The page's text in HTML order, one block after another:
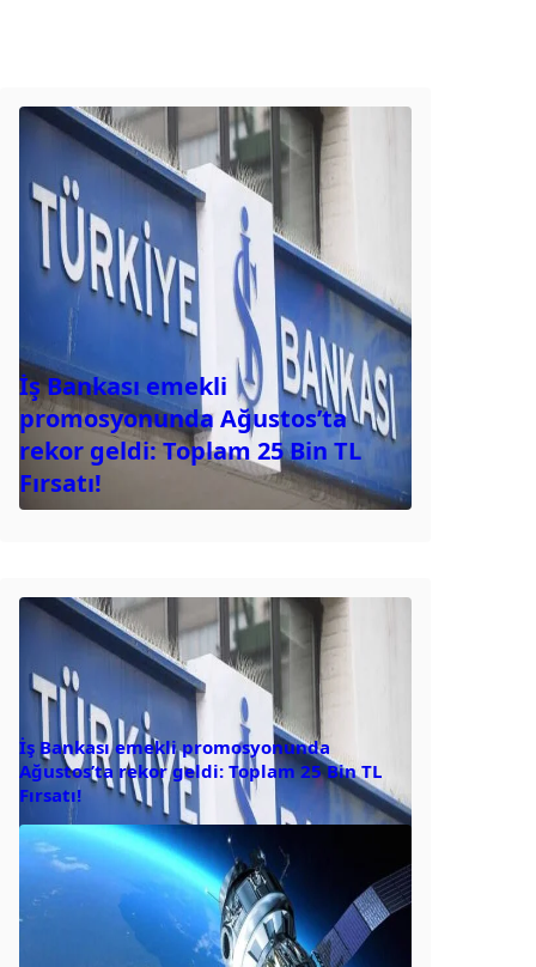
İş Bankası emekli
promosyonunda Ağustos’ta
rekor geldi: Toplam 25 Bin TL
Fırsatı!
İş Bankası emekli promosyonunda
Ağustos’ta rekor geldi: Toplam 25 Bin TL
Fırsatı!